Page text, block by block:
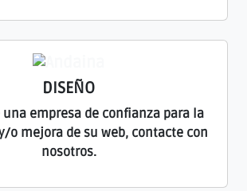
DISEÑO
una empresa de confianza para la
o mejora de su web, contacte con
nosotros.